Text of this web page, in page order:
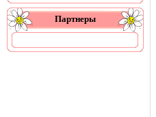
Партнеры